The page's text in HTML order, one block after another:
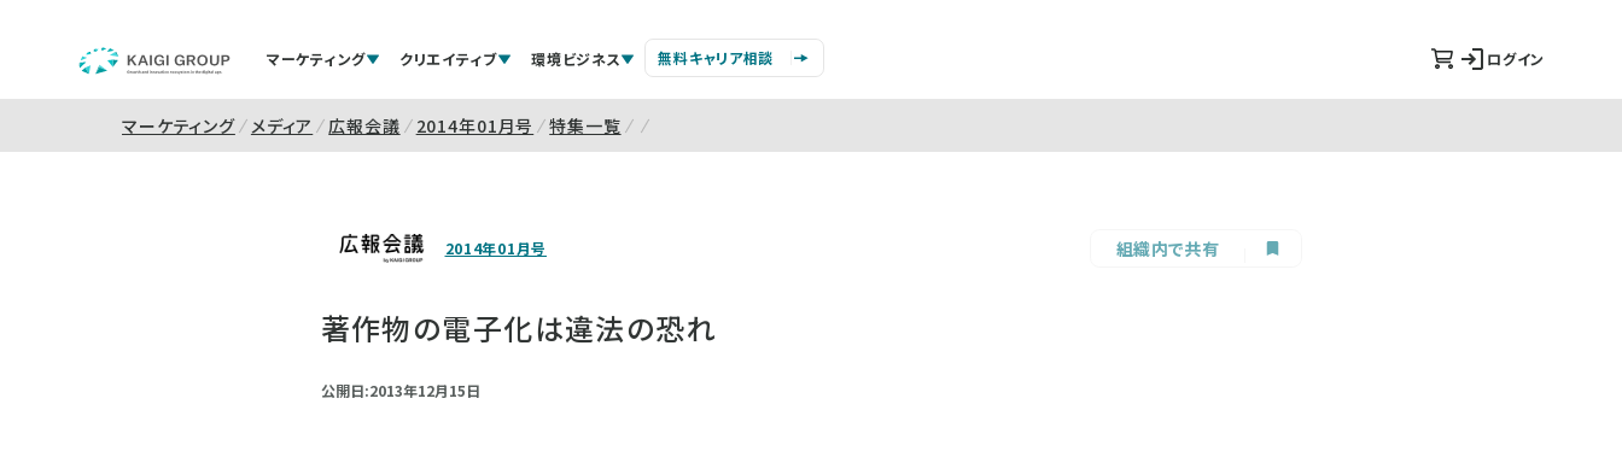
マーケティング クリエイティブ 環境ビジネス 無料キャリア相談 ログイン
マーケティング メディア 広報会議 2014年01月号 特集一覧
2014年01月号 組織内で共有
著作物の電子化は違法の恐れ
公開日:2013年12月15日